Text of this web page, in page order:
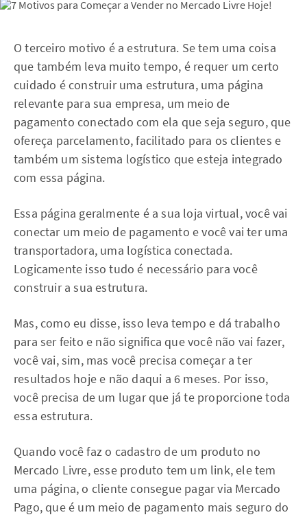
O terceiro motivo é a estrutura. Se tem uma coisa
que também leva muito tempo, é requer um certo
cuidado é construir uma estrutura, uma página
relevante para sua empresa, um meio de
pagamento conectado com ela que seja seguro, que
ofereça parcelamento, facilitado para os clientes e
também um sistema logístico que esteja integrado
com essa página.
Essa página geralmente é a sua loja virtual, você vai
conectar um meio de pagamento e você vai ter uma
transportadora, uma logística conectada.
Logicamente isso tudo é necessário para você
construir a sua estrutura.
Mas, como eu disse, isso leva tempo e dá trabalho
para ser feito e não significa que você não vai fazer,
você vai, sim, mas você precisa começar a ter
resultados hoje e não daqui a 6 meses. Por isso,
você precisa de um lugar que já te proporcione toda
essa estrutura.
Quando você faz o cadastro de um produto no
Mercado Livre, esse produto tem um link, ele tem
uma página, o cliente consegue pagar via Mercado
Pago, que é um meio de pagamento mais seguro do